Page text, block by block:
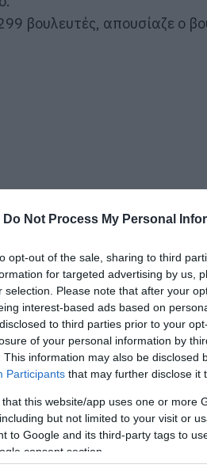
Do Not Process My Personal
opt-out of the sale, sharing to third
for targeted advertising by us,
selection. Please note that after your
interest-based ads based on
to third parties prior to your
of your personal information by
This information may also be disclosed
Participants that may further disclose it
that this website/app uses one or more
but not limited to your visit or
to Google and its third-party tags to
consent section.
βουλευτές, απουσίαζε ο
ζήτησε ο πρωθυπουργός